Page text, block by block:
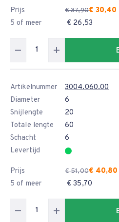
Prijs € 37,90€ 30,40
5 of meer
€ 26,53
Artikelnummer
3004.060.00
Diameter
6
Snijlengte
20
Totale lengte
60
Schacht
6
Levertijd
Prijs € 51,00€ 40,80
5 of meer
€ 35,70